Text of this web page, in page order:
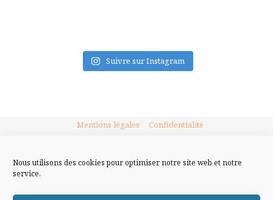
Nous utilisons des cookies pour optimiser notre site web et notre
service.
Suivre sur Instagram
Mentions légales Confidentialité